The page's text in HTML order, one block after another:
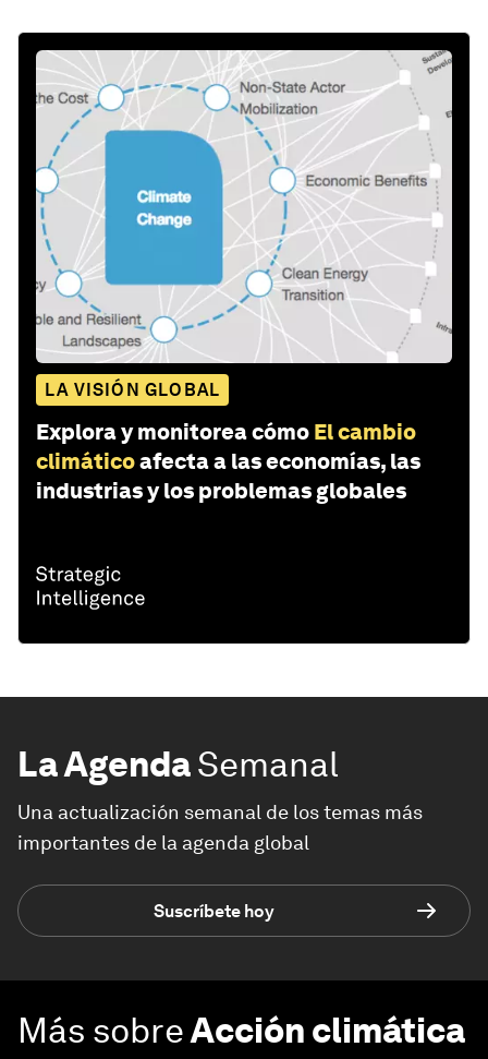
LA VISIÓN GLOBAL
Explora y monitorea cómo El cambio
climáticoafecta a las economías, las
industrias y los problemas globales
La AgendaSemanal
Una actualización semanal de los temas más
importantes de la agenda global
Suscríbete hoy
Más sobreAcción climática